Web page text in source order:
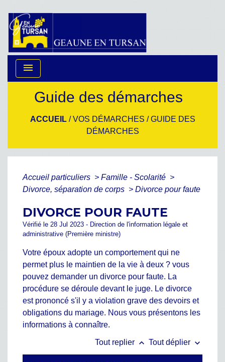
menu
Guide des démarches
ACCUEIL/VOS DÉMARCHES /GUIDE DES
DÉMARCHES
Accueil particuliers > Famille - Scolarité >
Divorce, séparation de corps > Divorce pour faute
DIVORCE POUR FAUTE
Vérifié le 28 Jul 2023 - Direction de l'information légale et
administrative (Première ministre)
Votre époux adopte un comportement qui ne
permet plus le maintien de la vie à deux ? vous
pouvez demander un divorce pour faute. La
procédure se déroule devant le juge. Le divorce
est prononcé s'il y a violation grave des devoirs et
obligations du mariage. Nous vous présentons les
informations à connaître.
Tout replier keyboard_arrow_up Tout déplier keyboard_arrow_down